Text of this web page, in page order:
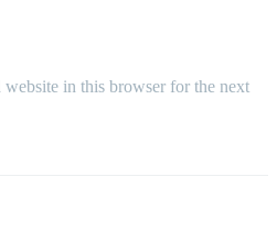
website in this browser for the next